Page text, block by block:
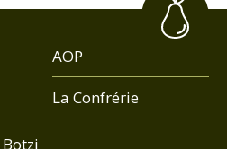
AOP
La Confrérie